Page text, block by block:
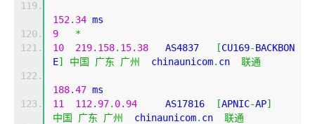
152.34 ms
9
*
10
219.158. 15.38
   AS4837
[CU169-BACKBON
E] 中国 广东 广州
  chinaunicom
. cn 联通
188.47 ms
11
112.97. 0.94
     AS17816
[APNIC-AP]
中国
广东 广州
  chinaunicom
. cn 联通